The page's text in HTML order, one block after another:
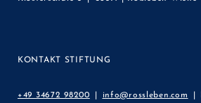
KONTAKT STIFTUNG
+49 34672 98200 info@rossleben.com